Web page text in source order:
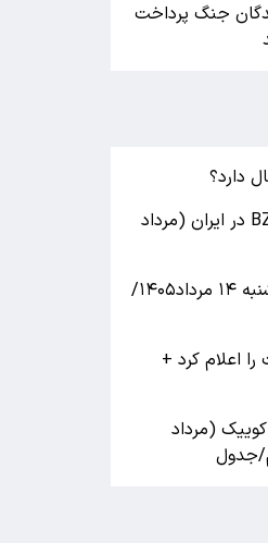
جنگ پرداخت
دارد؟
اولین بخشنامه فروش تویوتا BZ5 در ایران (مرداد
قیمت خودرو در بازار آزاد چهارشنبه ۱۴ مرداد۱۴۰۵/
اعلام کرد +
(مرداد